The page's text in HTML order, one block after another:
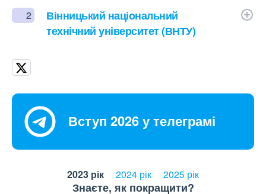
2
Вінницький національний
технічний університет (ВНТУ)
Вступ 2026 у телеграмі
2023 рік 2024 рік 2025 рік
Знаєте, як покращити?